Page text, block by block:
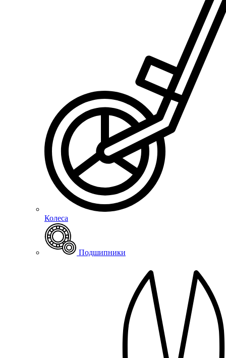
Колеса
Подшипники